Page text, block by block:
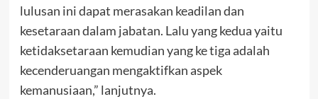
lulusan ini dapat merasakan keadilan dan
kesetaraan dalam jabatan. Lalu yang kedua yaitu
ketidaksetaraan kemudian yang ke tiga adalah
kecenderuangan mengaktifkan aspek
kemanusiaan,” lanjutnya.